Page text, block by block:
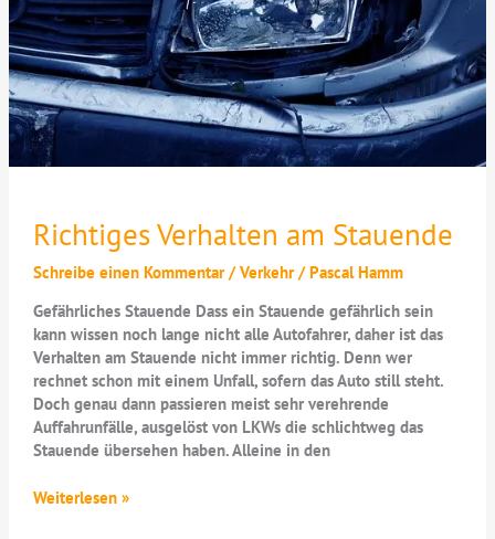
Richtiges Verhalten am Stauende
Schreibe einen Kommentar /Verkehr/Pascal Hamm
Gefährliches Stauende Dass ein Stauende gefährlich sein
kann wissen noch lange nicht alle Autofahrer, daher ist das
Verhalten am Stauende nicht immer richtig. Denn wer
rechnet schon mit einem Unfall, sofern das Auto still steht.
Doch genau dann passieren meist sehr verehrende
Auffahrunfälle, ausgelöst von LKWs die schlichtweg das
Stauende übersehen haben. Alleine in den
Richtiges
Weiterlesen »